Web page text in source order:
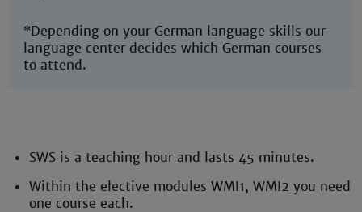
*Depending on your German language skills our
language center decides which German courses
to attend.
SWS is a teaching hour and lasts 45 minutes.
Within the elective modules WMI1, WMI2 you need
one course each.